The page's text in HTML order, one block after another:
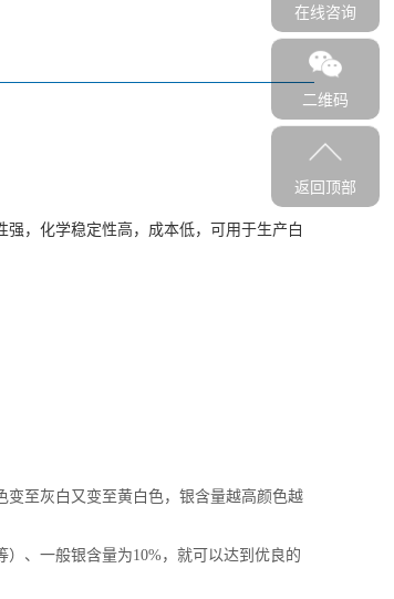
，化学稳定性高，成本低，可用于生产白
至灰白又变至黄白色，银含量越高颜色越
）、一般银含量为10%，就可以达到优良的
在线咨询
二维码
返回顶部